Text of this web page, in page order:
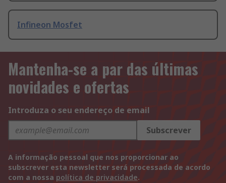
Infineon Mosfet
Mantenha-se a par das últimas
novidades e ofertas
Introduza o seu endereço de email
Subscrever
A informação pessoal que nos proporcionar ao
subscrever esta newsletter será processada de acordo
com a nossa política de privacidade.